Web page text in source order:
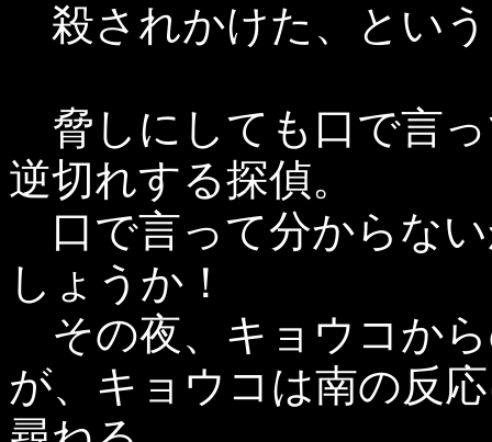
殺されかけた、とい
脅しにしても口で言
逆切れする探偵。
口で言って分からな
しょうか！
その夜、キョウコか
が、キョウコは南の反